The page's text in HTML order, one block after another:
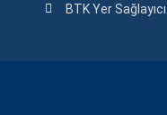
BTK Yer Sağlayıcı